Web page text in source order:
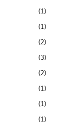
(1)
(1)
(2)
(3)
(2)
(1)
(1)
(1)